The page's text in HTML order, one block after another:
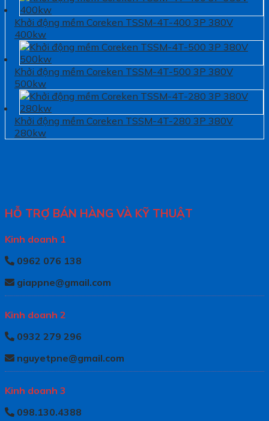
Khởi động mềm Coreken TSSM-4T-400 3P 380V
400kw
Khởi động mềm Coreken TSSM-4T-500 3P 380V
500kw
Khởi động mềm Coreken TSSM-4T-280 3P 380V
280kw
HỖ TRỢ BÁN HÀNG VÀ KỸ THUẬT
Kinh doanh 1
0962 076 138
giappne@gmail.com
Kinh doanh 2
0932 279 296
nguyetpne@gmail.com
Kinh doanh 3
098.130.4388